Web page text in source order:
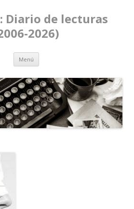
Diario de lecturas
2026)
Menú Ir al contenido